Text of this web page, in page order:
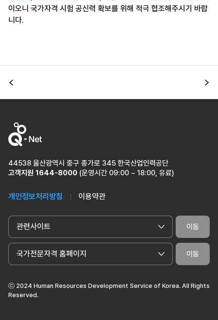
이오니 국가자격 시험 공신력 확보를 위해 적극 협조해주시기 바랍
니다.
이전
44538 울산광역시 중구 종가로 345 한국산업인력공단
고객지원 1644-8000 (운영시간 09:00 ~ 18:00, 유료)
개인정보처리방침 이용약관
관련사이트 이동
국가전문자격 홈페이지 이동
ⓒ 2024 Human Resources Development Service of Korea. All Rights
Reserved.